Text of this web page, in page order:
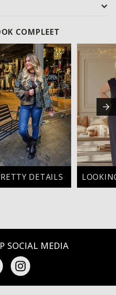
COMPLEET
DETAILS
SOCIAL MEDIA